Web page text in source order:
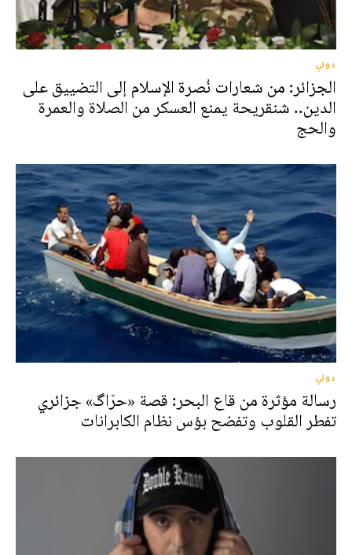
دولي
الجزائر: من شعارات نُصرة الإسلام إلى التضييق على
الدين.. شنقريحة يمنع العسكر من الصلاة والعمرة
والحج
دولي
رسالة مؤثرة من قاع البحر: قصة «حرّاگ» جزائري
تفطر القلوب وتفضح بؤس نظام الكابرانات